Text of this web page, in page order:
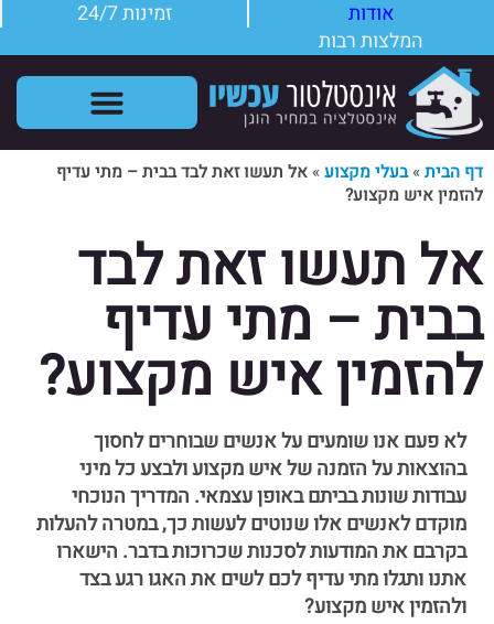
אודות
זמינות 24/7
המלצות רבות
דף הבית»בעלי מקצוע» אל תעשו זאת לבד בבית – מתי עדיף
להזמין איש מקצוע?
אל תעשו זאת לבד
בבית – מתי עדיף
להזמין איש מקצוע?
לא פעם אנו שומעים על אנשים שבוחרים לחסוך
בהוצאות על הזמנה של איש מקצוע ולבצע כל מיני
עבודות שונות בביתם באופן עצמאי. המדריך הנוכחי
מוקדם לאנשים אלו שנוטים לעשות כך, במטרה להעלות
בקרבם את המודעות לסכנות שכרוכות בדבר. הישארו
אתנו ותגלו מתי עדיף לכם לשים את האגו רגע בצד
ולהזמין איש מקצוע?